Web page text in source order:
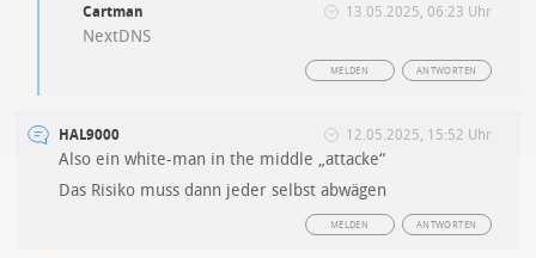
Cartman 13.05.2025, 06:23 Uhr
NextDNS
ANTWORTEN
MELDEN
HAL9000 12.05.2025, 15:52 Uhr
Also ein white-man in the middle „attacke“
Das Risiko muss dann jeder selbst abwägen
ANTWORTEN
MELDEN